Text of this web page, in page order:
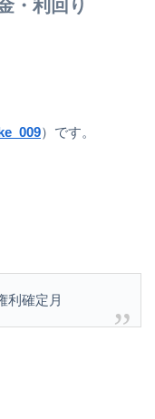
・利回り
）です。
利確定月